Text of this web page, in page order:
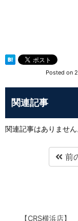
Posted on
関連記事
関連記事はありません
前
【CRS横浜店